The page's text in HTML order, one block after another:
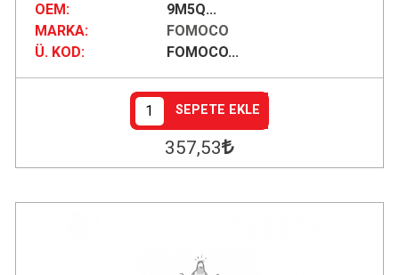
OEM:
9M5Q...
MARKA:
FOMOCO
Ü. KOD:
FOMOCO...
SEPETE EKLE
357,53